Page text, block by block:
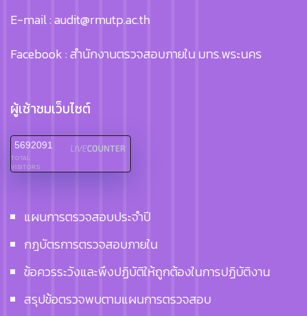
E-mail : audit@rmutp.ac.th
Facebook : สำนักงานตรวจสอบภายใน มทร.พระนคร
ผู้เช้าชมเว็บไซต์
5692091
TOTAL
VISITORS
แผนการตรวจสอบประจำปี
กฎบัตรการตรวจสอบภายใน
ข้อควรระวังและพึงปฏิบัติให้ถูกต้องในการปฏิบัติงาน
สรุปข้อตรวจพบตามแผนการตรวจสอบ